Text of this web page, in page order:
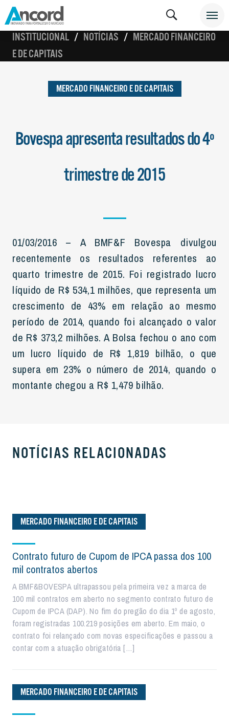
INSTITUCIONAL NOTÍCIAS
MERCADO FINANCEIRO
E DE CAPITAIS
MERCADO FINANCEIRO E DE CAPITAIS
Bovespa apresenta resultados do 4º
trimestre de 2015
01/03/2016 – A BMF&F Bovespa divulgou
recentemente os resultados referentes ao
quarto trimestre de 2015. Foi registrado lucro
líquido de R$ 534,1 milhões, que representa um
crescimento de 43% em relação ao mesmo
período de 2014, quando foi alcançado o valor
de R$ 373,2 milhões. A Bolsa fechou o ano com
um lucro líquido de R$ 1,819 bilhão, o que
supera em 23% o número de 2014, quando o
montante chegou a R$ 1,479 bilhão.
NOTÍCIAS RELACIONADAS
MERCADO FINANCEIRO E DE CAPITAIS
Contrato futuro de Cupom de IPCA passa dos 100
mil contratos abertos
A BMF&BOVESPA ultrapassou pela primeira vez a marca de
100 mil contratos em aberto no segmento contrato futuro de
Cupom de IPCA (DAP). No fim do pregão do dia 1º de agosto,
foram registradas 100.219 posições em aberto. Em maio, o
contrato foi relançado com novas especificações e passou a
contar com a atuação obrigatória […]
MERCADO FINANCEIRO E DE CAPITAIS